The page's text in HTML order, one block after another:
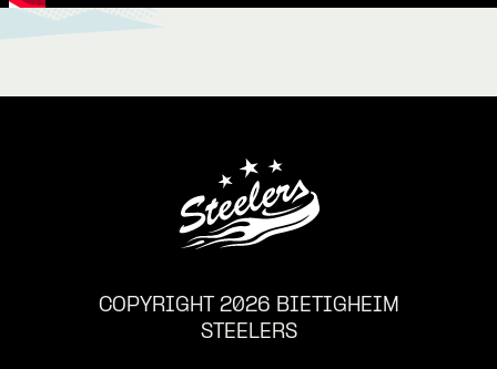
COPYRIGHT 2026 BIETIGHEIM
STEELERS